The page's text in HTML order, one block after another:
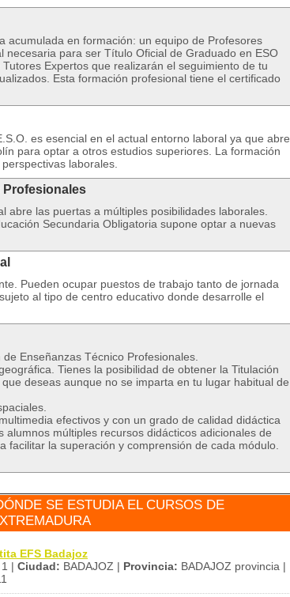
acumulada en formación: un equipo de Profesores
necesaria para ser Título Oficial de Graduado en ESO
Expertos que realizarán el seguimiento de tu
Esta formación profesional tiene el certificado
es esencial en el actual entorno laboral ya que abre
para optar a otros estudios superiores. La formación
laborales.
Profesionales
abre las puertas a múltiples posibilidades laborales.
Secundaria Obligatoria supone optar a nuevas
Pueden ocupar puestos de trabajo tanto de jornada
al tipo de centro educativo donde desarrolle el
Enseñanzas Técnico Profesionales.
Tienes la posibilidad de obtener la Titulación
deseas aunque no se imparta en tu lugar habitual de
efectivos y con un grado de calidad didáctica
alumnos múltiples recursos didácticos adicionales de
facilitar la superación y comprensión de cada módulo.
SE ESTUDIA EL CURSOS DE
EFS Badajoz
| Ciudad: BADAJOZ | Provincia: BADAJOZ provincia |